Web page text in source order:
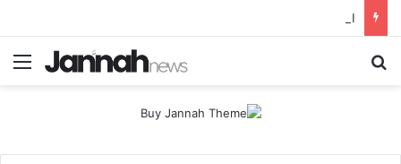
انتشار متن 12 ماده‌ای توافق نهایی بین ترکیه و پ.ک.ک